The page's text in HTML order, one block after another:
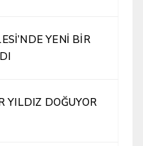
YENİ BİR
YILDIZ DOĞUYOR